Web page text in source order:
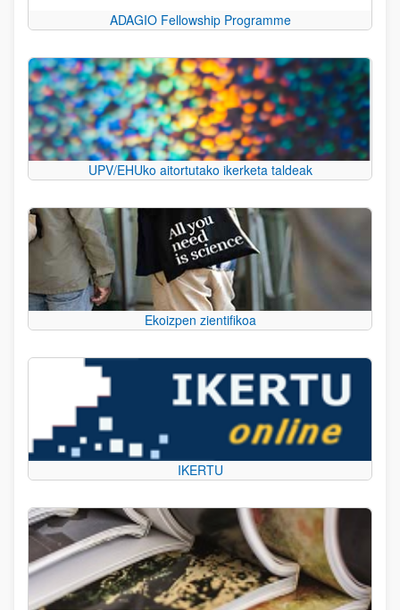
ADAGIO Fellowship Programme
UPV/EHUko aitortutako ikerketa taldeak
Ekoizpen zientifikoa
IKERTU